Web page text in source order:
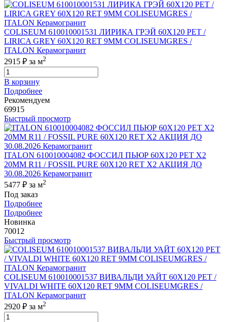
COLISEUM 610010001531 ЛИРИКА ГРЭЙ 60X120 РЕТ /
LIRICA GREY 60X120 RET 9MM COLISEUMGRES /
ITALON Керамогранит
2915 ₽ за м2
В корзину
Подробнее
Рекомендуем
69915
Быстрый просмотр
ITALON 610010004082 ФОССИЛ ПЬЮР 60X120 РЕТ Х2
20MM R11 / FOSSIL PURE 60X120 RET X2 АКЦИЯ ДО
30.08.2026 Керамогранит
5477 ₽ за м2
Под заказ
Подробнее
Подробнее
Новинка
70012
Быстрый просмотр
COLISEUM 610010001537 ВИВАЛЬДИ УАЙТ 60X120 РЕТ /
VIVALDI WHITE 60X120 RET 9MM COLISEUMGRES /
ITALON Керамогранит
2920 ₽ за м2